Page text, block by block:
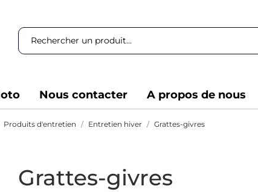
Nous contacter A propos de nous
Produits d'entretien Entretien hiver Grattes-givres
Grattes-givres